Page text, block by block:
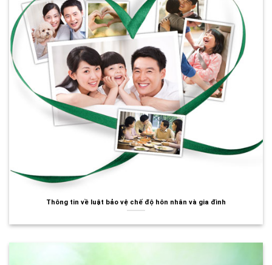
Thông tin về luật bảo vệ chế độ hôn nhân và gia đình